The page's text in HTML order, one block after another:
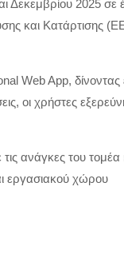
Δεκεμβρίου 2025 σε
και Κατάρτισης
Web App,
οι χρήστες
ανάγκες του τομέα
εργασιακού χώρου